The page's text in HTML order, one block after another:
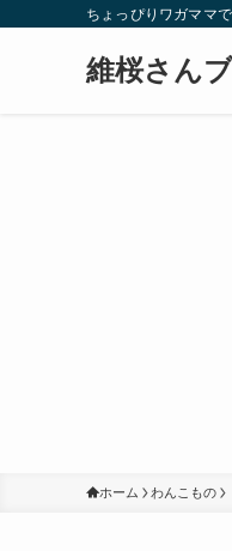
ちょっぴりワガママ
維桜さん
ホーム わんこもの